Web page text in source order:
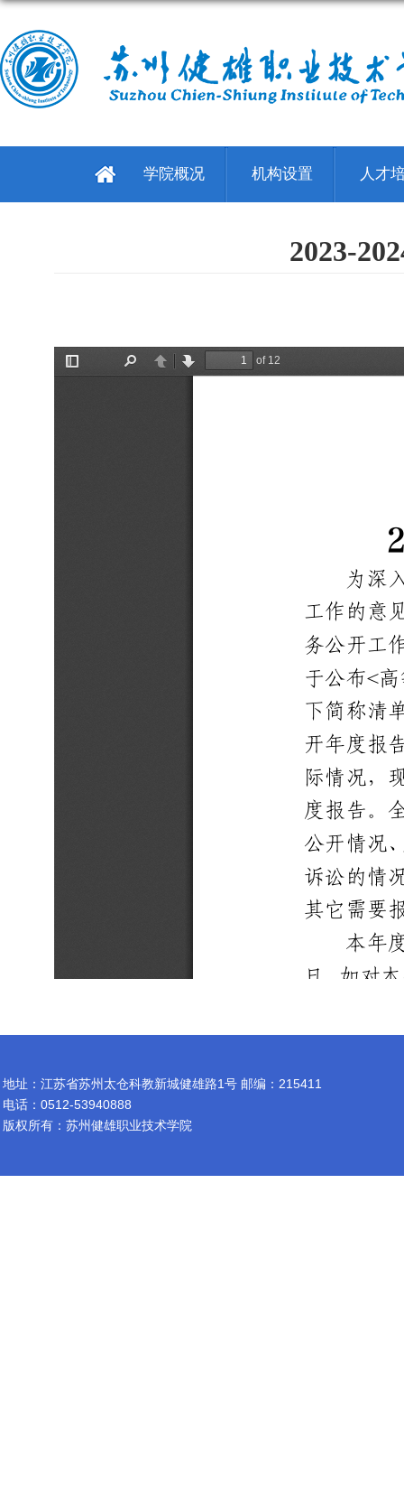
学院概况 机构设置 人才
2023-
地址：江苏省苏州太仓科教新城健雄路1号 邮编：215411
电话：0512-53940888
版权所有：苏州健雄职业技术学院